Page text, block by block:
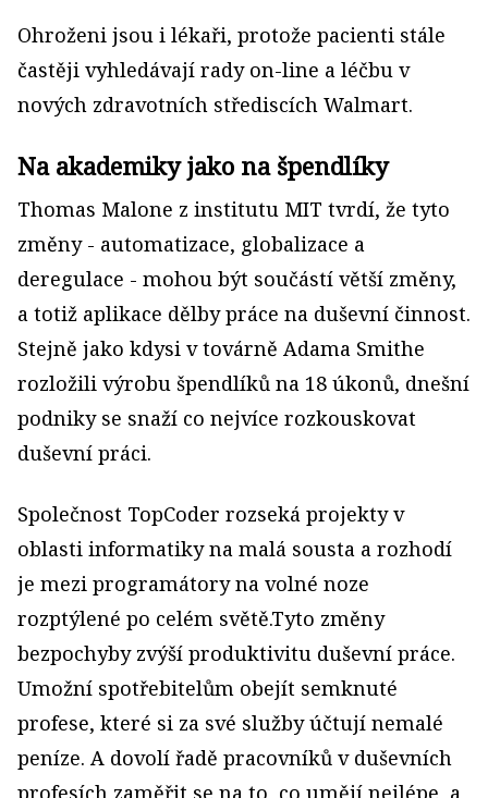
Ohroženi jsou i lékaři, protože pacienti stále
častěji vyhledávají rady on-line a léčbu v
nových zdravotních střediscích Walmart.
Na akademiky jako na špendlíky
Thomas Malone z institutu MIT tvrdí, že tyto
změny - automatizace, globalizace a
deregulace - mohou být součástí větší změny,
a totiž aplikace dělby práce na duševní činnost.
Stejně jako kdysi v továrně Adama Smithe
rozložili výrobu špendlíků na 18 úkonů, dnešní
podniky se snaží co nejvíce rozkouskovat
duševní práci.
Společnost TopCoder rozseká projekty v
oblasti informatiky na malá sousta a rozhodí
je mezi programátory na volné noze
rozptýlené po celém světě.Tyto změny
bezpochyby zvýší produktivitu duševní práce.
Umožní spotřebitelům obejít semknuté
profese, které si za své služby účtují nemalé
peníze. A dovolí řadě pracovníků v duševních
profesích zaměřit se na to, co umějí nejlépe, a